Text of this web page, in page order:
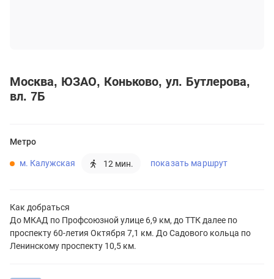
Москва ЮЗАО Коньково ул. Бутлерова,
вл. 7Б
Метро
м. Калужская 12 мин. показать маршрут
Как добраться
До МКАД по Профсоюзной улице 6,9 км, до ТТК далее по
проспекту 60-летия Октября 7,1 км. До Садового кольца по
Ленинскому проспекту 10,5 км.